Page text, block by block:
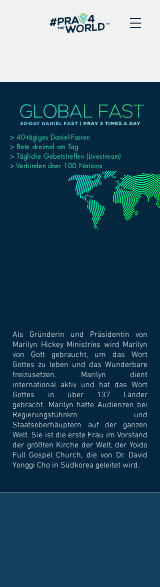
> 40-tägiges Daniel-Fasten
> Bete dreimal am Tag
> Tägliche Gebetstreffen (Livestream)
> Verbinden über 100 Nations
Als Gründerin und Präsidentin von
Marilyn Hickey Ministries wird Marilyn
von Gott gebraucht, um das Wort
Gottes zu leben und das Wunderbare
freizusetzen. Marilyn dient
international aktiv und hat das Wort
Gottes in über 137 Länder
gebracht. Marilyn hatte Audienzen bei
Regierungsführern und
Staatsoberhäuptern auf der ganzen
Welt. Sie ist die erste Frau im Vorstand
der größten Kirche der Welt, der Yoido
Full Gospel Church, die von Dr. David
Yonggi Cho in Südkorea geleitet wird.